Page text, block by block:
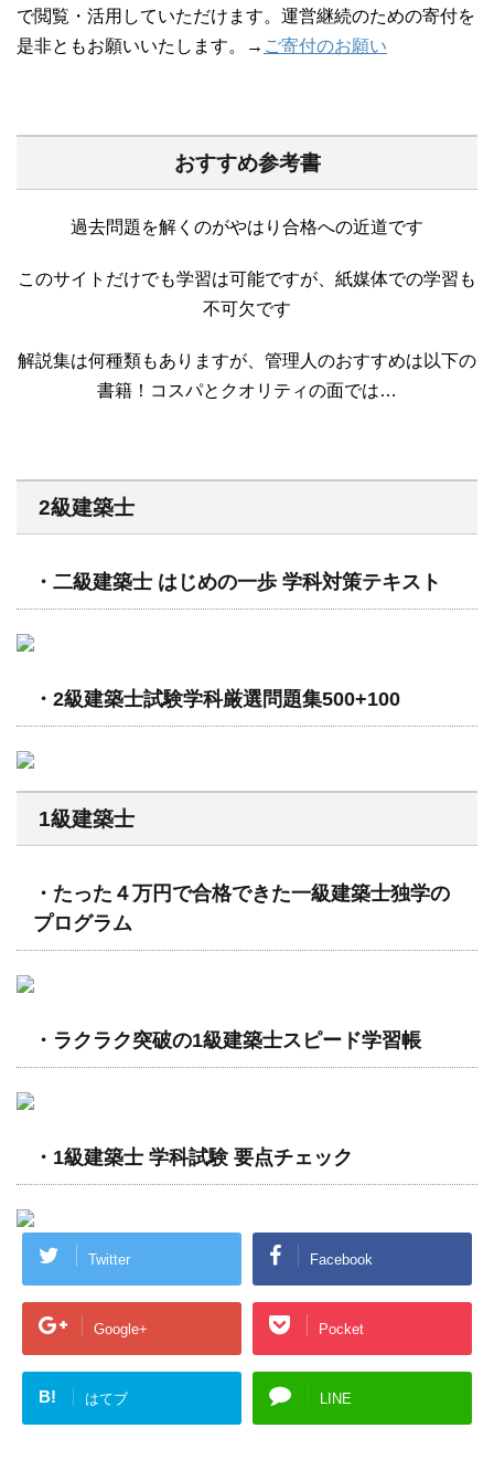
で閲覧・活用していただけます。運営継続のための寄付を
是非ともお願いいたします。→ ご寄付のお願い
おすすめ参考書
過去問題を解くのがやはり合格への近道です
このサイトだけでも学習は可能ですが、紙媒体での学習も
不可欠です
解説集は何種類もありますが、管理人のおすすめは以下の
書籍！コスパとクオリティの面では…
2級建築士
・二級建築士 はじめの一歩 学科対策テキスト
・2級建築士試験学科厳選問題集500+100
1級建築士
・たった４万円で合格できた一級建築士独学の
プログラム
・ラクラク突破の1級建築士スピード学習帳
・1級建築士 学科試験 要点チェック
Twitter Facebook
Google+ Pocket
B! はてブ LINE